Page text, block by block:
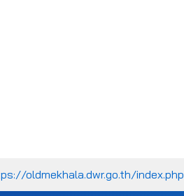
oldmekhala.dwr.go.th/index.php